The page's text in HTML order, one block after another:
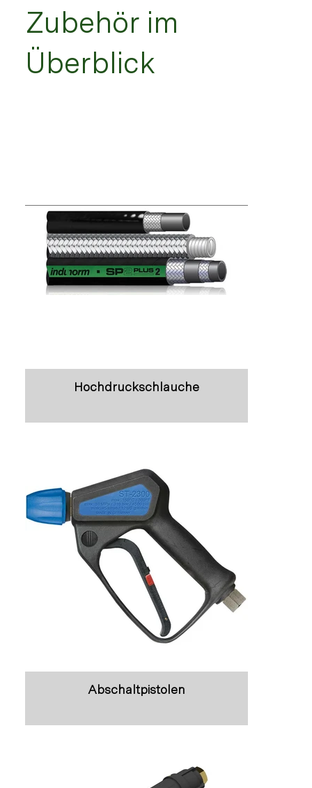
Zubehör im
Überblick
Hochdruckschläuche
Abschaltpistolen